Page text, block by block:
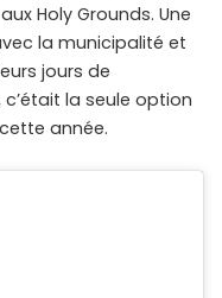
Holy Grounds. Une
la municipalité et
jours de
la seule option
année.